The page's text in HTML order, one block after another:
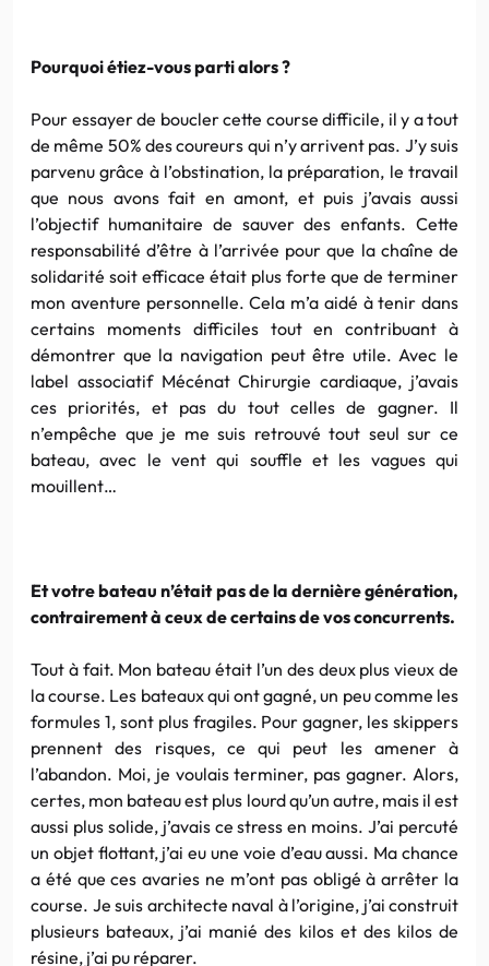
Pourquoi étiez-vous parti alors ?
Pour essayer de boucler cette course difficile, il y a tout
de même 50% des coureurs qui n’y arrivent pas. J’y suis
parvenu grâce à l’obstination, la préparation, le travail
que nous avons fait en amont, et puis j’avais aussi
l’objectif humanitaire de sauver des enfants. Cette
responsabilité d’être à l’arrivée pour que la chaîne de
solidarité soit efficace était plus forte que de terminer
mon aventure personnelle. Cela m’a aidé à tenir dans
certains moments difficiles tout en contribuant à
démontrer que la navigation peut être utile. Avec le
label associatif Mécénat Chirurgie cardiaque, j’avais
ces priorités, et pas du tout celles de gagner. Il
n’empêche que je me suis retrouvé tout seul sur ce
bateau, avec le vent qui souffle et les vagues qui
mouillent…
Et votre bateau n’était pas de la dernière génération,
contrairement à ceux de certains de vos concurrents.
Tout à fait. Mon bateau était l’un des deux plus vieux de
la course. Les bateaux qui ont gagné, un peu comme les
formules 1, sont plus fragiles. Pour gagner, les skippers
prennent des risques, ce qui peut les amener à
l’abandon. Moi, je voulais terminer, pas gagner. Alors,
certes, mon bateau est plus lourd qu’un autre, mais il est
aussi plus solide, j’avais ce stress en moins. J’ai percuté
un objet flottant, j’ai eu une voie d’eau aussi. Ma chance
a été que ces avaries ne m’ont pas obligé à arrêter la
course. Je suis architecte naval à l’origine, j’ai construit
plusieurs bateaux, j’ai manié des kilos et des kilos de
résine, j’ai pu réparer.